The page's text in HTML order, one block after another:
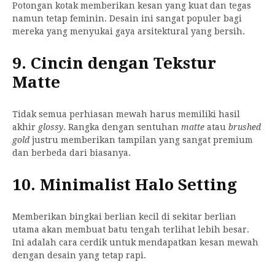
Potongan kotak memberikan kesan yang kuat dan tegas
namun tetap feminin. Desain ini sangat populer bagi
mereka yang menyukai gaya arsitektural yang bersih.
9. Cincin dengan Tekstur
Matte
Tidak semua perhiasan mewah harus memiliki hasil
akhir glossy. Rangka dengan sentuhan matte atau brushed
gold justru memberikan tampilan yang sangat premium
dan berbeda dari biasanya.
10. Minimalist Halo Setting
Memberikan bingkai berlian kecil di sekitar berlian
utama akan membuat batu tengah terlihat lebih besar.
Ini adalah cara cerdik untuk mendapatkan kesan mewah
dengan desain yang tetap rapi.